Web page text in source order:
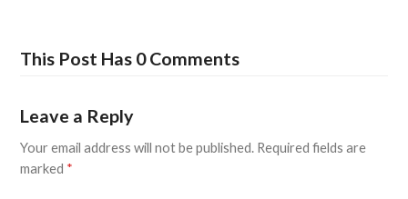
This Post Has 0 Comments
Leave a Reply
Your email address will not be published. Required fields are
marked *